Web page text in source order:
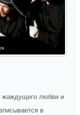
жаждущего любви и
в